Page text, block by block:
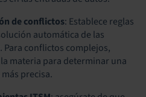
de conflictos: Establece reglas
automática de las
Para conflictos complejos,
materia para determinar una
precisa.